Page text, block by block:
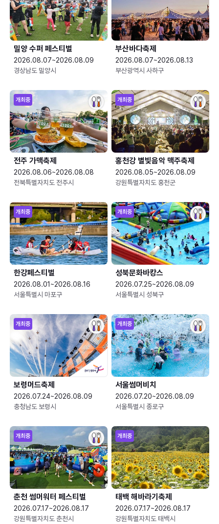
밀양 수퍼 페스티벌
2026.08.07~2026.08.09
경상남도 밀양시
부산바다축제
2026.08.07~2026.08.13
부산광역시 사하구
개최중
전주 가맥축제
2026.08.06~2026.08.08
전북특별자치도 전주시
개최중
홍천강 별빛음악 맥주축제
2026.08.05~2026.08.09
강원특별자치도 홍천군
개최중
한강페스티벌
2026.08.01~2026.08.16
서울특별시 마포구
개최중
성북문화바캉스
2026.07.25~2026.08.09
서울특별시 성북구
개최중
보령머드축제
2026.07.24~2026.08.09
충청남도 보령시
개최중
서울썸머비치
2026.07.20~2026.08.09
서울특별시 종로구
개최중
춘천 썸머워터 페스티벌
2026.07.17~2026.08.17
강원특별자치도 춘천시
개최중
태백 해바라기축제
2026.07.17~2026.08.17
강원특별자치도 태백시